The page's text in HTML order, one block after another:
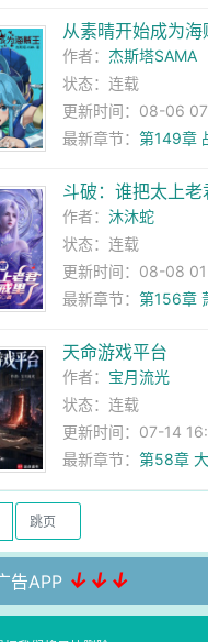
从素晴开始成为海
作者： 杰斯塔SAMA
状态：连载
更新时间：08-06
最新章节： 第149章
斗破：谁把太上
作者： 沐沐蛇
状态：连载
更新时间：08-08
最新章节： 第156章
天命游戏平台
作者： 宝月流光
状态：连载
更新时间：07-14
最新章节： 第58章
告APP ↓↓↓